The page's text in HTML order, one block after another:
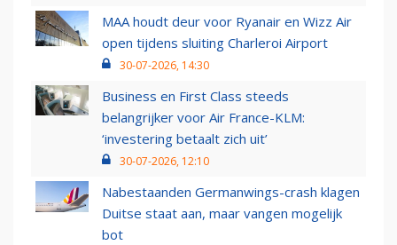
MAA houdt deur voor Ryanair en Wizz Air
open tijdens sluiting Charleroi Airport
30-07-2026, 14:30
Business en First Class steeds
belangrijker voor Air France-KLM:
‘investering betaalt zich uit’
30-07-2026, 12:10
Nabestaanden Germanwings-crash klagen
Duitse staat aan, maar vangen mogelijk
bot